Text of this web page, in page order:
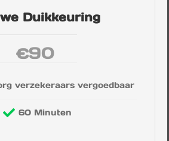
Duikkeuring
€90
verzekeraars vergoedbaar
60 Minuten